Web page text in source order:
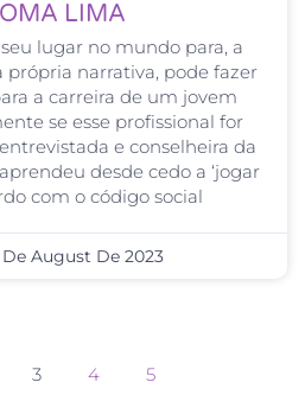
LIMA
lugar no mundo para, a
própria narrativa, pode fazer
a carreira de um jovem
se esse profissional for
e conselheira da
desde cedo a ‘jogar
com o código social
De August De 2023
3 4 5